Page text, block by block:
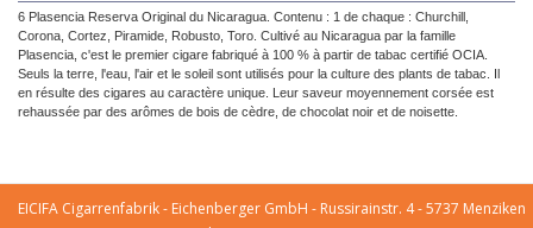
6 Plasencia Reserva Original du Nicaragua. Contenu : 1 de chaque : Churchill,
Corona, Cortez, Piramide, Robusto, Toro. Cultivé au Nicaragua par la famille
Plasencia, c'est le premier cigare fabriqué à 100 % à partir de tabac certifié OCIA.
Seuls la terre, l'eau, l'air et le soleil sont utilisés pour la culture des plants de tabac. Il
en résulte des cigares au caractère unique. Leur saveur moyennement corsée est
rehaussée par des arômes de bois de cèdre, de chocolat noir et de noisette.
EICIFA Cigarrenfabrik - Eichenberger GmbH - Russirainstr. 4 - 5737 Menziken